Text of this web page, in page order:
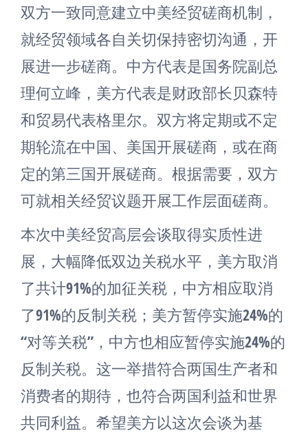
双方一致同意建立中美经贸磋商机制，
就经贸领域各自关切保持密切沟通，开
展进一步磋商。中方代表是国务院副总
理何立峰，美方代表是财政部长贝森特
和贸易代表格里尔。双方将定期或不定
期轮流在中国、美国开展磋商，或在商
定的第三国开展磋商。根据需要，双方
可就相关经贸议题开展工作层面磋商。
本次中美经贸高层会谈取得实质性进
展，大幅降低双边关税水平，美方取消
了共计91%的加征关税，中方相应取消
了91%的反制关税；美方暂停实施24%的
“对等关税”，中方也相应暂停实施24%的
反制关税。这一举措符合两国生产者和
消费者的期待，也符合两国利益和世界
共同利益。希望美方以这次会谈为基